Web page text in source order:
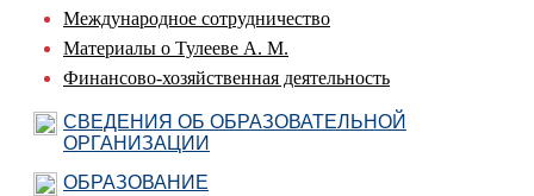
Международное сотрудничество
Материалы о Тулееве А. М.
Финансово-хозяйственная деятельность
СВЕДЕНИЯ ОБ ОБРАЗОВАТЕЛЬНОЙ
ОРГАНИЗАЦИИ
ОБРАЗОВАНИЕ